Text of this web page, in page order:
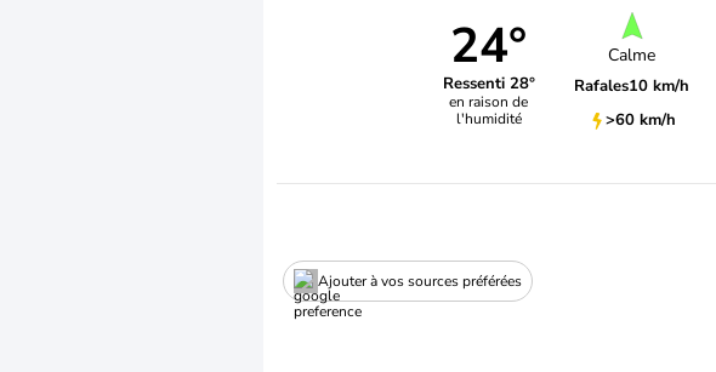
24°
Ressenti 28°
en raison de
l'humidité
Calme
Rafales10 km/h
>60 km/h
Ajouter à vos sources préférées